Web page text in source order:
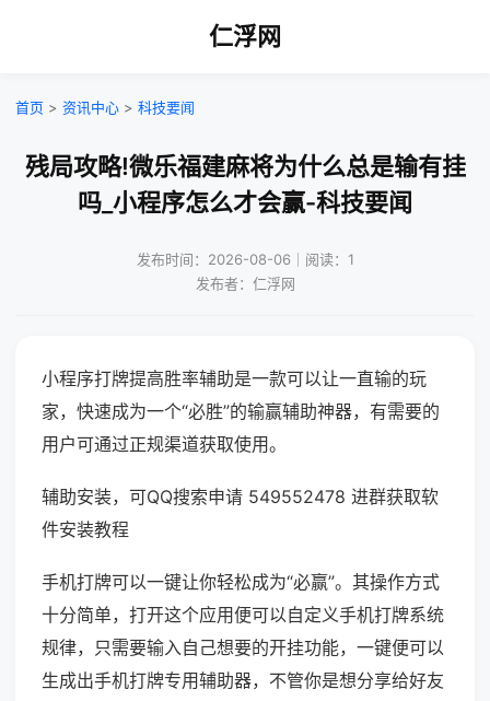
仁浮网
首页 > 资讯中心 > 科技要闻
残局攻略!微乐福建麻将为什么总是输有挂
吗_小程序怎么才会赢-科技要闻
发布时间：2026-08-06｜阅读：1
发布者：仁浮网
小程序打牌提高胜率辅助是一款可以让一直输的玩
家，快速成为一个“必胜”的输赢辅助神器，有需要的
用户可通过正规渠道获取使用。
辅助安装，可QQ搜索申请 549552478 进群获取软
件安装教程
手机打牌可以一键让你轻松成为“必赢”。其操作方式
十分简单，打开这个应用便可以自定义手机打牌系统
规律，只需要输入自己想要的开挂功能，一键便可以
生成出手机打牌专用辅助器，不管你是想分享给好友